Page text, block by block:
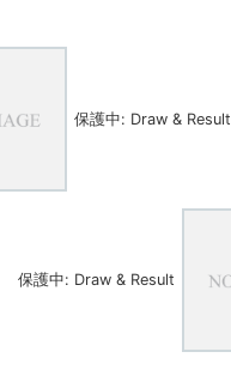
保護中: Draw & Result
保護中: Draw & Result